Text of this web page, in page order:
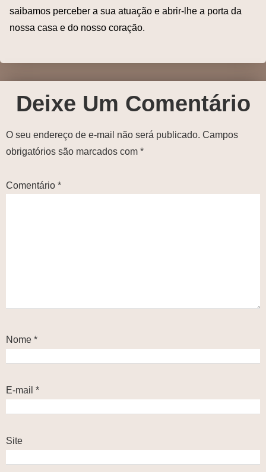
saibamos perceber a sua atuação e abrir-lhe a porta da
nossa casa e do nosso coração.
Deixe Um Comentário
O seu endereço de e-mail não será publicado. Campos
obrigatórios são marcados com *
Comentário *
Nome *
E-mail *
Site